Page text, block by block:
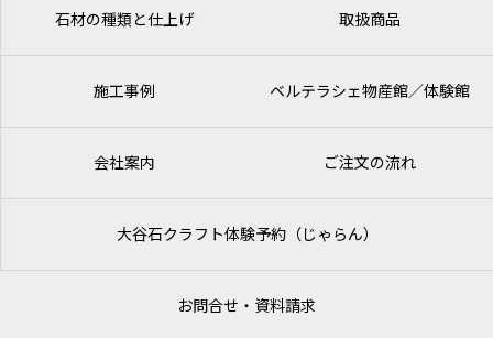
石材の種類と仕上げ 取扱商品
施工事例 ベルテラシェ物産館／体験館
会社案内 ご注文の流れ
大谷石クラフト体験予約（じゃらん）
お問合せ・資料請求